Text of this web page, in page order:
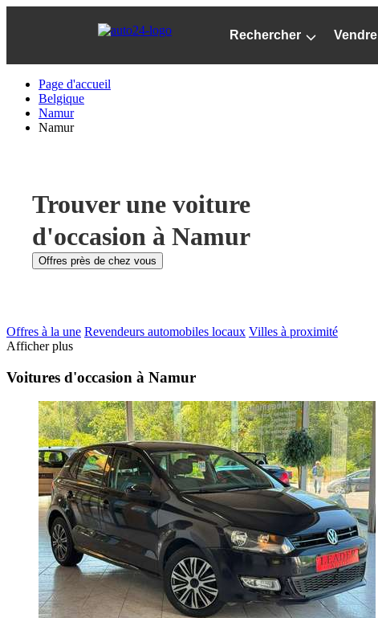
Rechercher Vendre
Page d'accueil
Belgique
Namur
Namur
Trouver une voiture
d'occasion à Namur
Offres près de chez vous
Offres à la une Revendeurs automobiles locaux Villes à proximité
Afficher plus
Voitures d'occasion à Namur